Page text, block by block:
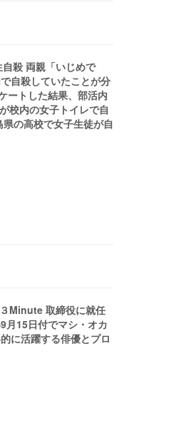
殺 両親「いじめで
自殺していたことが分
ートした結果、部活内
校内の女子トイレで自
の高校で女子生徒が自
Minute 取締役に就任
月15日付でマシ・オカ
に活躍する俳優とプロ